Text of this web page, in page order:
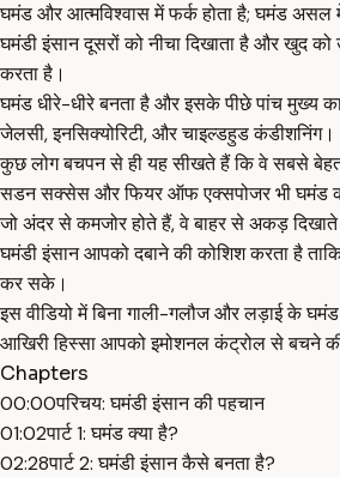
घमंड और आत्मविश्वास में फर्क होता है; घमंड असल
घमंडी इंसान दूसरों को नीचा दिखाता है और खुद
करता है।
घमंड धीरे-धीरे बनता है और इसके पीछे पांच मुख्य
जेलसी, इनसिक्योरिटी, और चाइल्डहुड कंडीशनिंग।
कुछ लोग बचपन से ही यह सीखते हैं कि वे सबसे
सडन सक्सेस और फियर ऑफ एक्सपोजर भी घमंड
जो अंदर से कमजोर होते हैं, वे बाहर से अकड़
घमंडी इंसान आपको दबाने की कोशिश करता है
कर सके।
इस वीडियो में बिना गाली-गलौज और लड़ाई के
आखिरी हिस्सा आपको इमोशनल कंट्रोल से बचने की
Chapters
00:00परिचय: घमंडी इंसान की पहचान
01:02पार्ट 1: घमंड क्या है?
02:28पार्ट 2: घमंडी इंसान कैसे बनता है?